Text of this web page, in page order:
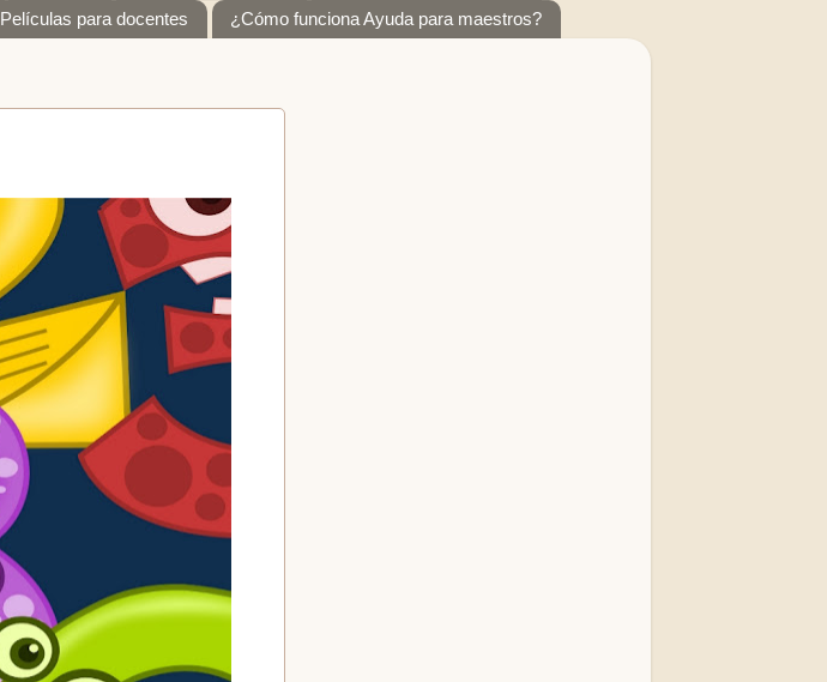
Películas para docentes ¿Cómo funciona Ayuda para maestros?